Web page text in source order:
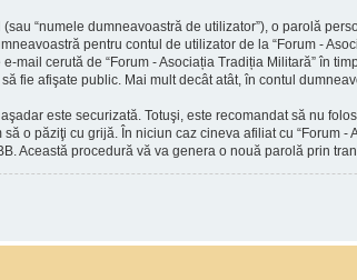
“numele dumneavoastră de utilizator”), o parolă
pentru contul de utilizator de la “Forum -
cerută de “Forum - Asociația Tradiția Militară” în
fie afişate public. Mai mult decât atât, în contul
este securizată. Totuşi, este recomandat să nu
o păziţi cu grijă. În niciun caz cineva afiliat cu
Această procedură vă va genera o nouă parolă prin